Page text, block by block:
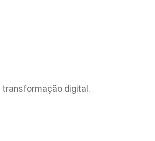
transformação digital.